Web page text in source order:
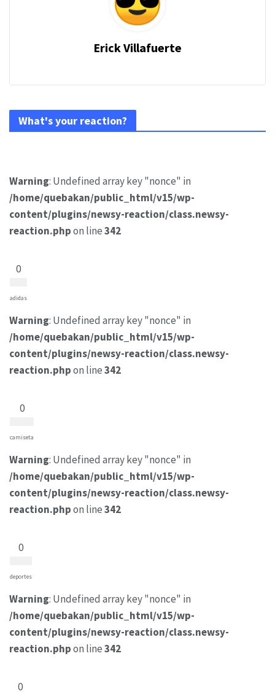
Erick Villafuerte
What's your reaction?
Warning: Undefined array key "nonce" in
/home/quebakan/public_html/v15/wp-
content/plugins/newsy-reaction/class.newsy-
reaction.phpon line342
0
adidas
Warning: Undefined array key "nonce" in
/home/quebakan/public_html/v15/wp-
content/plugins/newsy-reaction/class.newsy-
reaction.phpon line342
0
camiseta
Warning: Undefined array key "nonce" in
/home/quebakan/public_html/v15/wp-
content/plugins/newsy-reaction/class.newsy-
reaction.phpon line342
0
deportes
Warning: Undefined array key "nonce" in
/home/quebakan/public_html/v15/wp-
content/plugins/newsy-reaction/class.newsy-
reaction.phpon line342
0